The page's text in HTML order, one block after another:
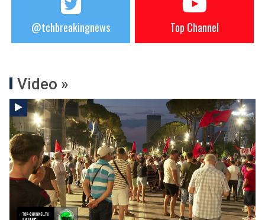
@tchbreakingnews Top Channel
Video »